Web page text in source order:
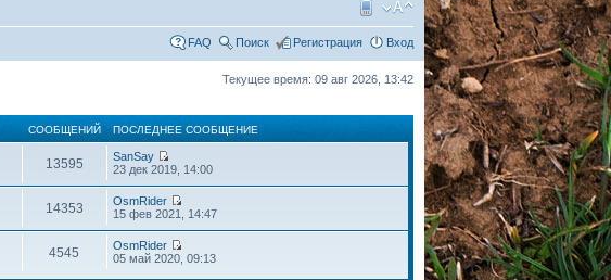
FAQ Поиск Регистрация Вход
Текущее время: 09 авг 2026, 13:42
СООБЩЕНИЙ ПОСЛЕДНЕЕ СООБЩЕНИЕ
13595
SanSay
23 дек 2019, 14:00
14353
OsmRider
15 фев 2021, 14:47
4545
OsmRider
05 май 2020, 09:13